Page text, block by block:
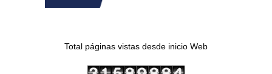
Total páginas vistas desde inicio Web